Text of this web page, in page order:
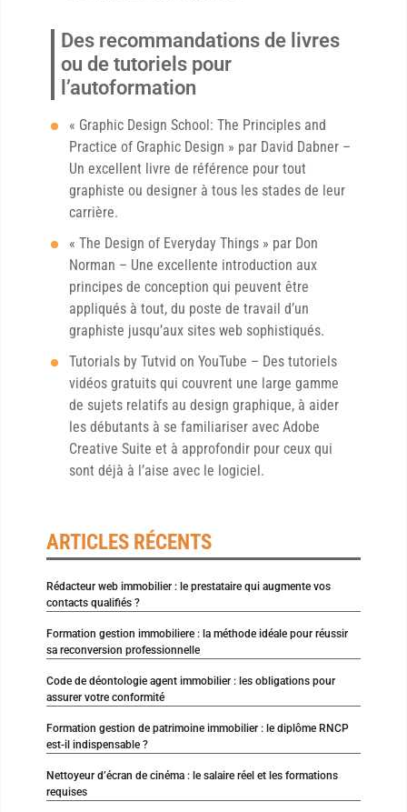
Des recommandations de livres
ou de tutoriels pour
l’autoformation
« Graphic Design School: The Principles and
Practice of Graphic Design » par David Dabner –
Un excellent livre de référence pour tout
graphiste ou designer à tous les stades de leur
carrière.
« The Design of Everyday Things » par Don
Norman – Une excellente introduction aux
principes de conception qui peuvent être
appliqués à tout, du poste de travail d’un
graphiste jusqu’aux sites web sophistiqués.
Tutorials by Tutvid on YouTube – Des tutoriels
vidéos gratuits qui couvrent une large gamme
de sujets relatifs au design graphique, à aider
les débutants à se familiariser avec Adobe
Creative Suite et à approfondir pour ceux qui
sont déjà à l’aise avec le logiciel.
ARTICLES RÉCENTS
Rédacteur web immobilier : le prestataire qui augmente vos
contacts qualifiés ?
Formation gestion immobiliere : la méthode idéale pour réussir
sa reconversion professionnelle
Code de déontologie agent immobilier : les obligations pour
assurer votre conformité
Formation gestion de patrimoine immobilier : le diplôme RNCP
est-il indispensable ?
Nettoyeur d’écran de cinéma : le salaire réel et les formations
requises